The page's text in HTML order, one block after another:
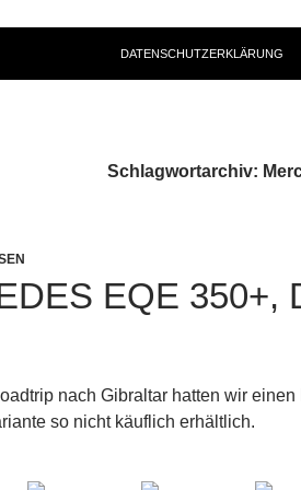
DATENSCHUTZERKLÄRUNG
Schlagwortarchiv:
EQE 350+,
nach Gibraltar hatten wir
so nicht käuflich erhältlich.